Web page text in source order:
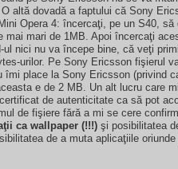
altă dovadă a faptului că Sony
Opera 4: încercaţi, pe un S40,
mai mari de 1MB. Apoi încercaţi
ul nici nu va începe bine, că veţi
urilor. Pe Sony Ericsson fişierul
îmi place la Sony Ericsson (privind
e de 2 MB. Un alt lucru care
de autenticitate ca să pot
de fişiere fără a mi se cere
ca wallpaper (!!!)şi posibilitatea
de a muta aplicaţiile